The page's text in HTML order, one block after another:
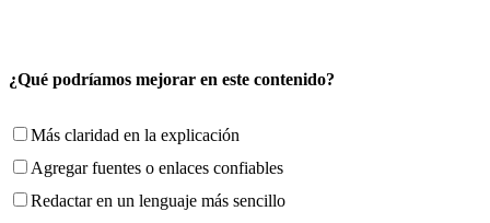
¿Qué podríamos mejorar en este contenido?
Más claridad en la explicación
Agregar fuentes o enlaces confiables
Redactar en un lenguaje más sencillo